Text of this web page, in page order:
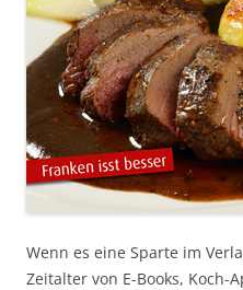
Wenn es eine Sparte im
Zeitalter von E-Books,